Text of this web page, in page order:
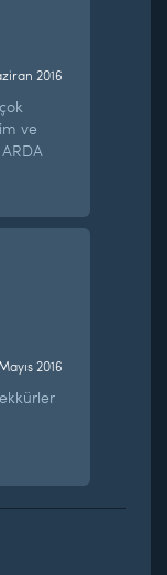
2016
ve
Mayıs 2016